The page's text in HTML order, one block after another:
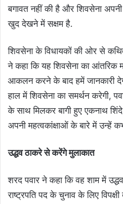
बगावत नहीं की है और शिवसेना अपनी
खुद देखने में सक्षम है.
शिवसेना के विधायकों की ओर से
ने कहा कि यह शिवसेना का आंतरिक
आकलन करने के बाद हमें जानकारी
हाल में शिवसेना का समर्थन करेगी,
के साथ मिलकर बागी हुए एकनाथ
अपनी महत्वकांक्षाओं के बारे में उन्हें
उद्धव ठाकरे से करेंगे मुलाकात
शरद पवार ने कहा कि वह शाम में
राष्ट्रपति पद के चुनाव के लिए